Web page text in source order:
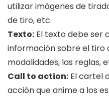
utilizar imágenes de
de tiro, etc.
Texto: El texto debe ser
información sobre el tiro
modalidades, las reglas,
Call to action: El cartel
acción que anime a los